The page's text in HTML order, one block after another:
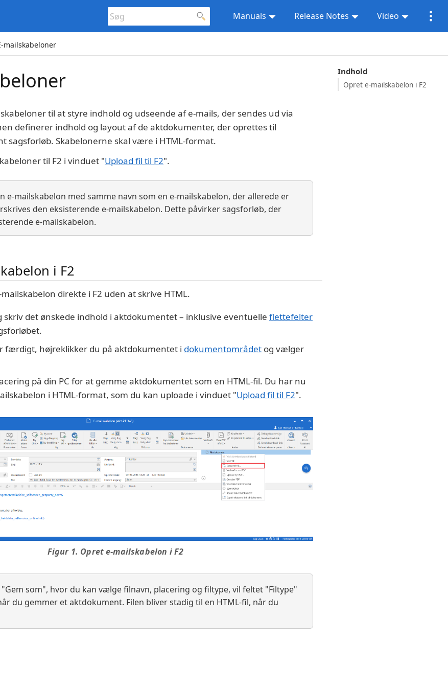
Manuals Release Notes Video
mailskabeloner
Indhold
Opret e-mailskabelon i F2
til at styre indhold og udseende af e-mails, der sendes ud via
definerer indhold og layout af de aktdokumenter, der oprettes til
sagsforløb. Skabelonerne skal være i HTML-format.
til F2 i vinduet "Upload fil til F2".
e-mailskabelon med samme navn som en e-mailskabelon, der allerede er
den eksisterende e-mailskabelon. Dette påvirker sagsforløb, der
e-mailskabelon.
i F2
direkte i F2 uden at skrive HTML.
skriv det ønskede indhold i aktdokumentet – inklusive eventuelle flettefelter
færdigt, højreklikker du på aktdokumentet i dokumentområdet og vælger
på din PC for at gemme aktdokumentet som en HTML-fil. Du har nu
i HTML-format, som du kan uploade i vinduet "Upload fil til F2".
Figur 1. Opret e-mailskabelon i F2
som", hvor du kan vælge filnavn, placering og filtype, vil feltet "Filtype"
du gemmer et aktdokument. Filen bliver stadig til en HTML-fil, når du